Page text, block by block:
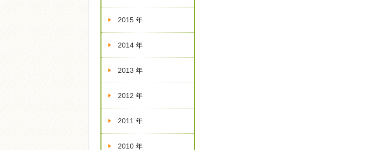
2015 年
2014 年
2013 年
2012 年
2011 年
2010 年